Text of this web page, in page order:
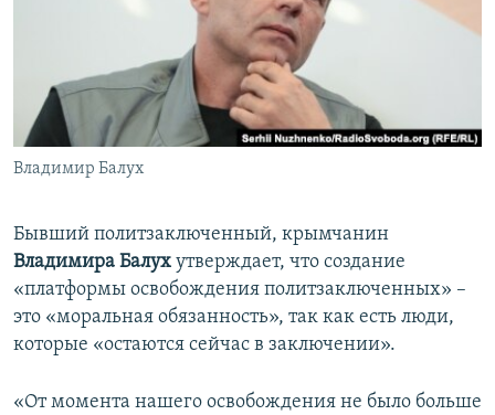
ПОБЕДИТЕЛЕЙ НЕ СУДЯТ?
КРЫМ.НЕПОКОРЕННЫЙ
ELIFBE
УКРАИНСКАЯ ПРОБЛЕМА КРЫМА
Все сайты RFE/RL
Владимир Балух
Бывший политзаключенный, крымчанин
Владимира Балух утверждает, что создание
«платформы освобождения политзаключенных» –
это «моральная обязанность», так как есть люди,
которые «остаются сейчас в заключении».
«От момента нашего освобождения не было больше